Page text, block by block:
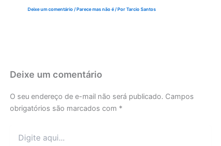
Deixe um comentário /Parece mas não é/ PorTarcio Santos
Deixe um comentário
O seu endereço de e-mail não será publicado. Campos
obrigatórios são marcados com *
aqui...